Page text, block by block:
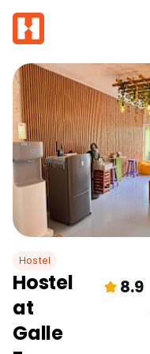
Hostel
Hostel
at
Galle
8.9